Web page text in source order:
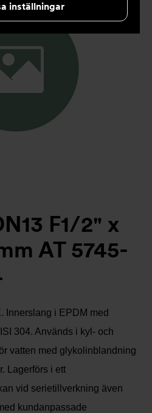
inställningar
F1/2" x
AT 5745-
Innerslang i EPDM med
304. Används i kyl- och
vatten med glykolinblandning
Lagerförs i ett
vid serietillverkning även
kundanpassade